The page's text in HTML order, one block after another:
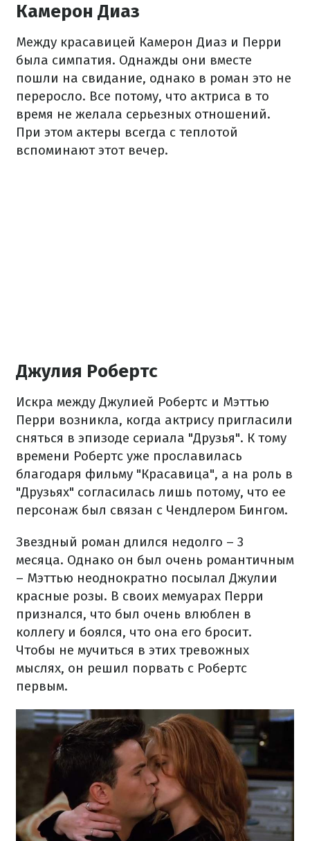
Камерон Диаз
Между красавицей Камерон Диаз и Перри
была симпатия. Однажды они вместе
пошли на свидание, однако в роман это не
переросло. Все потому, что актриса в то
время не желала серьезных отношений.
При этом актеры всегда с теплотой
вспоминают этот вечер.
Джулия Робертс
Искра между Джулией Робертс и Мэттью
Перри возникла, когда актрису пригласили
сняться в эпизоде сериала "Друзья". К тому
времени Робертс уже прославилась
благодаря фильму "Красавица", а на роль в
"Друзьях" согласилась лишь потому, что ее
персонаж был связан с Чендлером Бингом.
Звездный роман длился недолго – 3
месяца. Однако он был очень романтичным
– Мэттью неоднократно посылал Джулии
красные розы. В своих мемуарах Перри
признался, что был очень влюблен в
коллегу и боялся, что она его бросит.
Чтобы не мучиться в этих тревожных
мыслях, он решил порвать с Робертс
первым.